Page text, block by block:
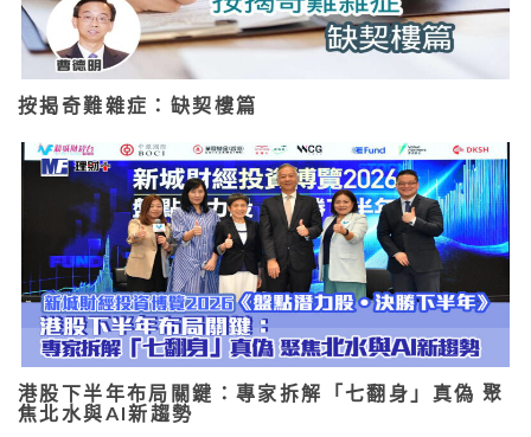
按揭奇難雜症：缺契樓篇
港股下半年布局關鍵：專家拆解「七翻身」真偽 聚
焦北水與AI新趨勢